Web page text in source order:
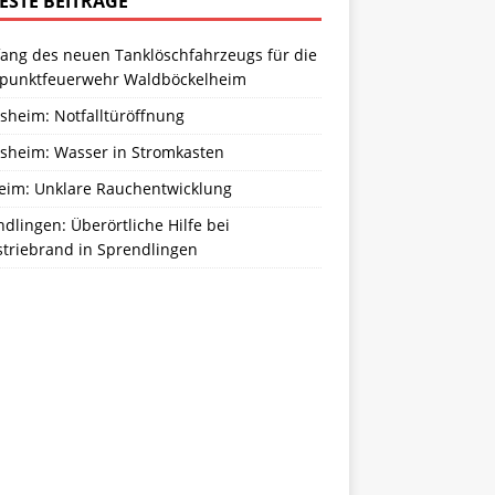
des neuen Tanklöschfahrzeugs für die
Waldböckelheim
Notfalltüröffnung
Wasser in Stromkasten
Unklare Rauchentwicklung
Überörtliche Hilfe bei
in Sprendlingen